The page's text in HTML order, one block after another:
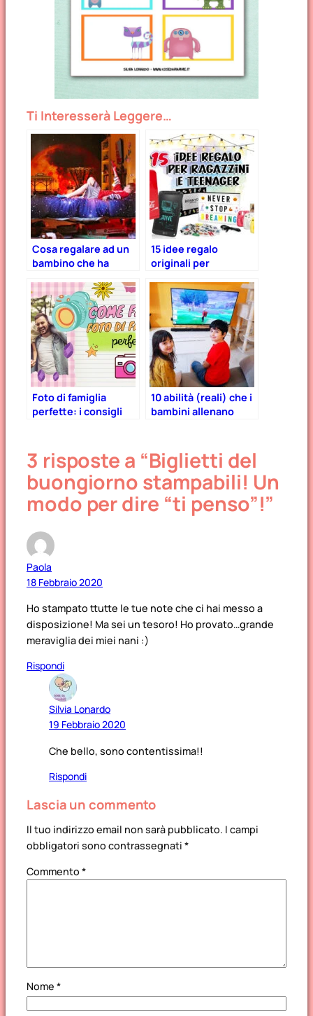
Ti Interesserà Leggere…
Cosa regalare ad un
bambino che ha
infallibili.
15 idee regalo
originali per
Foto di famiglia
perfette: i consigli
10 abilità (reali) che i
bambini allenano
3 risposte a “Biglietti del
buongiorno stampabili! Un
modo per dire “ti penso”!”
Paola
18 Febbraio 2020
Ho stampato ttutte le tue note che ci hai messo a
disposizione! Ma sei un tesoro! Ho provato…grande
meraviglia dei miei nani :)
Rispondi
Silvia Lonardo
19 Febbraio 2020
Che bello, sono contentissima!!
Rispondi
Lascia un commento
Il tuo indirizzo email non sarà pubblicato. I campi
obbligatori sono contrassegnati *
Commento *
Nome *